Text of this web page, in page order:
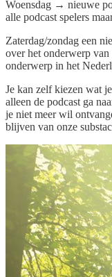
Woensdag → nieuwe
alle podcast spelers
Zaterdag/zondag een
over het onderwerp
onderwerp in het
Je kan zelf kiezen wat
alleen de podcast ga
je niet meer wil
blijven van onze